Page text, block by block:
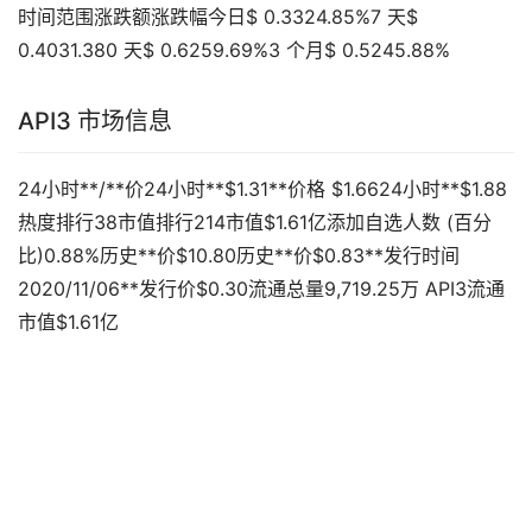
时间范围涨跌额涨跌幅今日$ 0.3324.85%7 天$
0.4031.380 天$ 0.6259.69%3 个月$ 0.5245.88%
API3 市场信息
24小时**/**价24小时**$1.31**价格 $1.6624小时**$1.88
热度排行38市值排行214市值$1.61亿添加自选人数 (百分
比)0.88%历史**价$10.80历史**价$0.83**发行时间
2020/11/06**发行价$0.30流通总量9,719.25万 API3流通
市值$1.61亿